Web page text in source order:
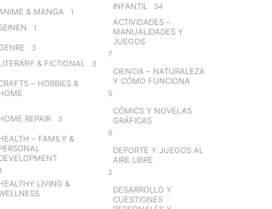
& MANGA 1
1
3
& FICTIONAL 3
– HOBBIES &
REPAIR 3
– FAMILY &
LIVING &
INFANTIL 54
ACTIVIDADES –
MANUALIDADES Y
JUEGOS
7
CIENCIA – NATURALEZA
Y CÓMO FUNCIONA
5
CÓMICS Y NOVELAS
GRÁFICAS
6
DEPORTE Y JUEGOS AL
AIRE LIBRE
2
DESARROLLO Y
CUESTIONES